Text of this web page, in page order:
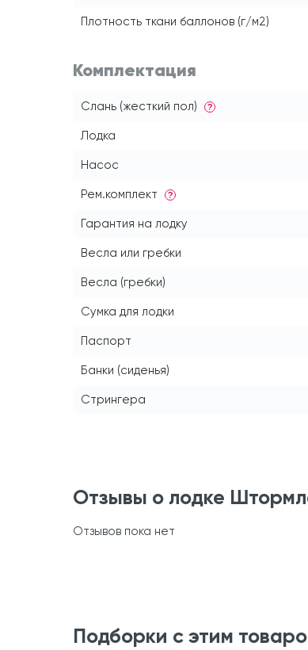
Плотность ткани баллонов (г/м2)
Комплектация
Слань (жесткий пол) ?
Лодка
Насос
Рем.комплект ?
Гарантия на лодку
Весла или гребки
Весла (гребки)
Сумка для лодки
Паспорт
Банки (сиденья)
Стрингера
Отзывы о лодке
Отзывов пока нет
Подборки с этим